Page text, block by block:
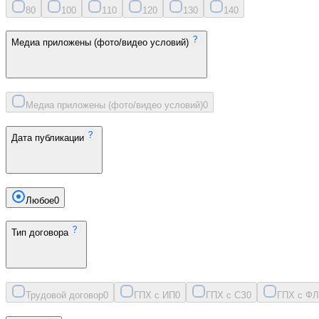
80 100 11 0 120 130 140
Медиа приложены (фото/видео условий)
Медиа приложены (фото/видео условий)0
Дата публикации
Любое0
Тип договора
Трудовой договор0 ГПХ с ИП0 ГПХ с СЗ0 ГПХ с ФЛ